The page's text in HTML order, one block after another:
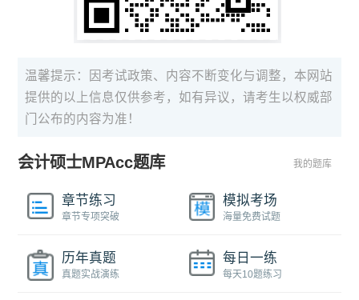
温馨提示：因考试政策、内容不断变化与调整，本网站
提供的以上信息仅供参考，如有异议，请考生以权威部
门公布的内容为准！
会计硕士MPAcc题库 我的题库
章节练习
章节专项突破
模拟考场
海量免费试题
历年真题
真题实战演练
每日一练
每天10题练习